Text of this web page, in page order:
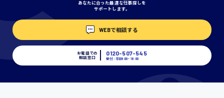
あなたに合った最適な仕事探しを
サポートします。
WEBで相談する
お電話での
相談窓口
0120-507-545
受付：平日9:00 - 18:00